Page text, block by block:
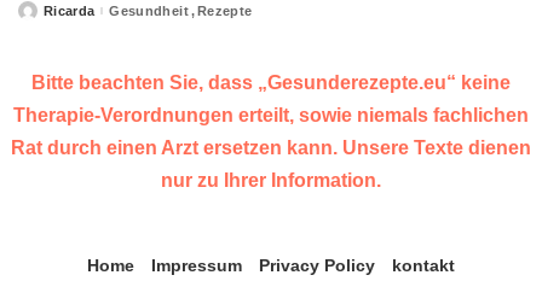
PostedRicarda Gesundheit Rezepte
Bitte beachten Sie, dass „Gesunderezepte.eu“ keine
Therapie-Verordnungen erteilt, sowie niemals fachlichen
Rat durch einen Arzt ersetzen kann. Unsere Texte dienen
nur zu Ihrer Information.
Home Impressum Privacy Policy kontakt